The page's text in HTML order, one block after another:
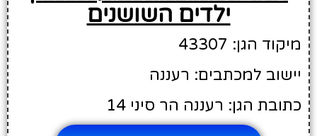
ילדים השושנים
מיקוד הגן: 43307
יישוב למכתבים: רעננה
כתובת הגן: רעננה הר סיני 14